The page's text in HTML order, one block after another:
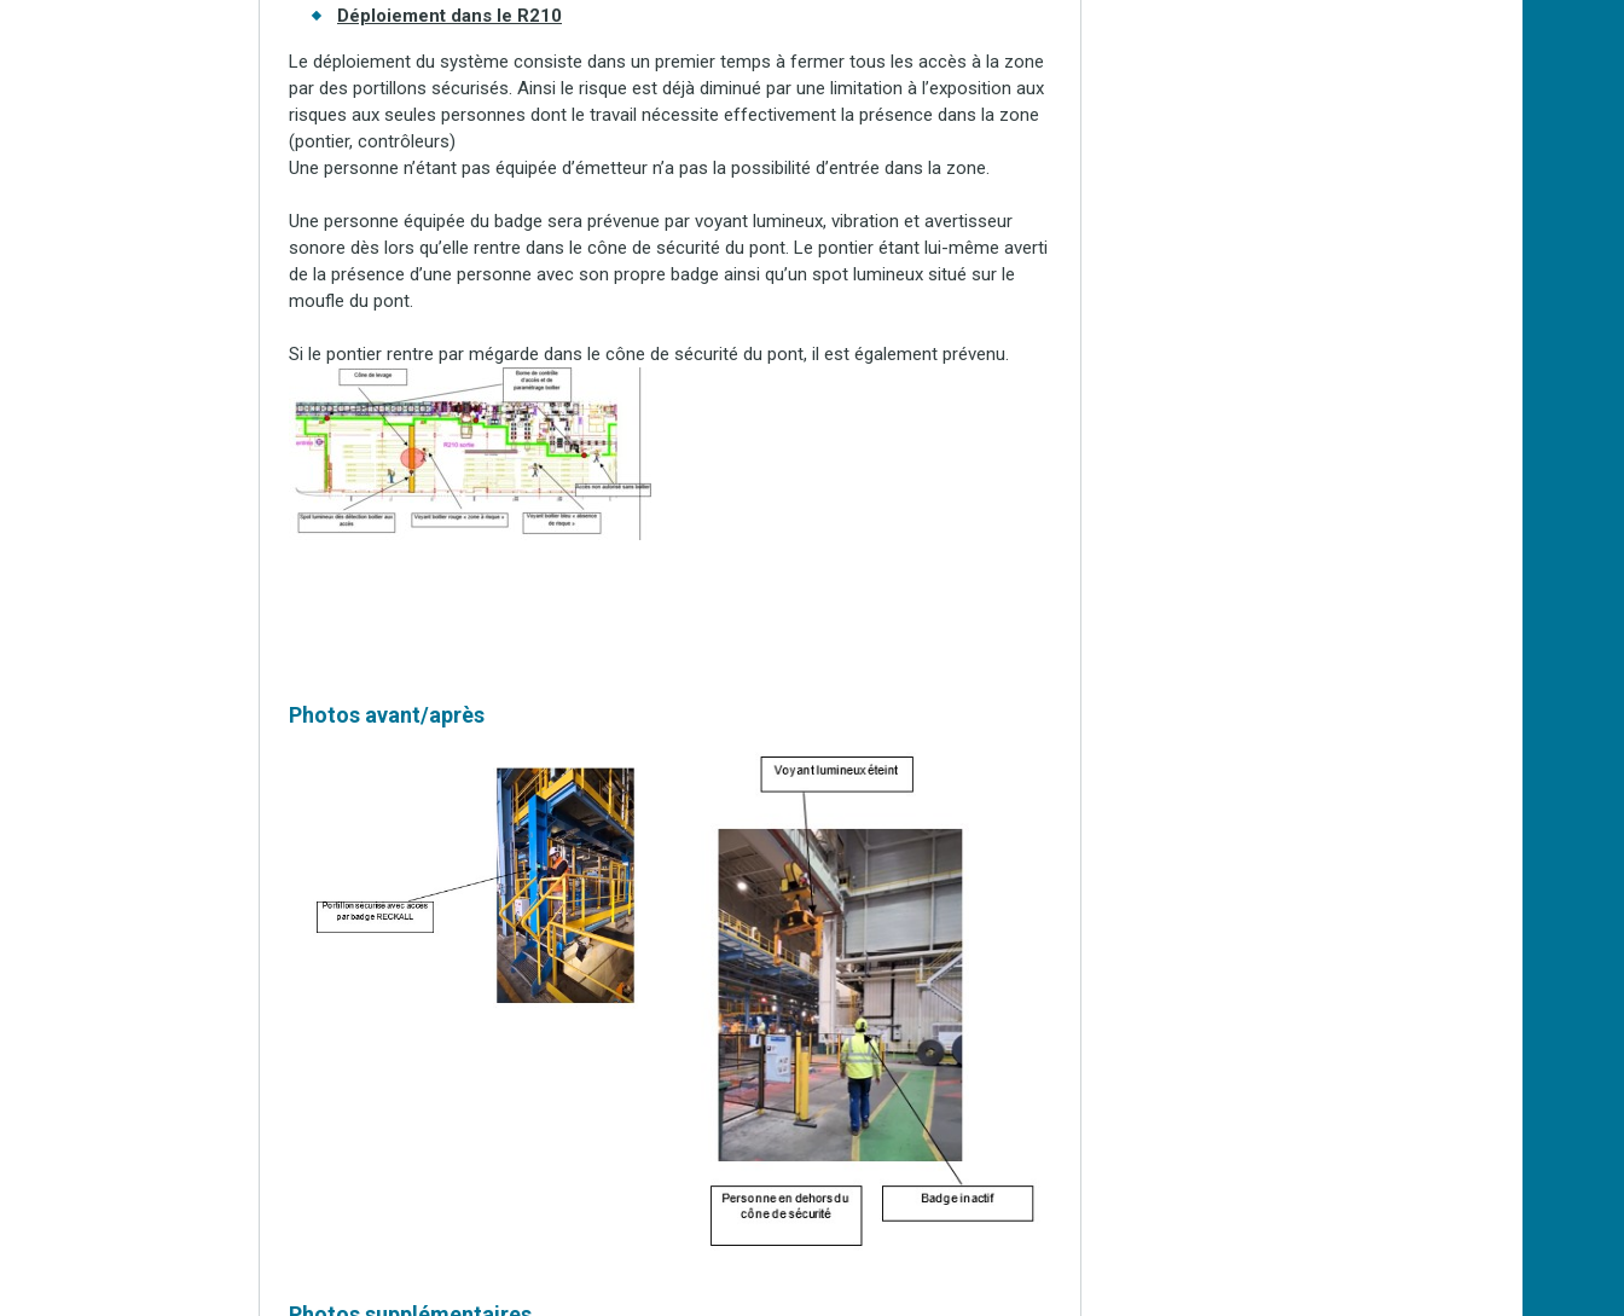
Déploiement dans le R210
Le déploiement du système consiste dans un premier temps à fermer tous les accès à la zone
par des portillons sécurisés. Ainsi le risque est déjà diminué par une limitation à l’exposition aux
risques aux seules personnes dont le travail nécessite effectivement la présence dans la zone
(pontier, contrôleurs)
Une personne n’étant pas équipée d’émetteur n’a pas la possibilité d’entrée dans la zone.
Une personne équipée du badge sera prévenue par voyant lumineux, vibration et avertisseur
sonore dès lors qu’elle rentre dans le cône de sécurité du pont. Le pontier étant lui-même averti
de la présence d’une personne avec son propre badge ainsi qu’un spot lumineux situé sur le
moufle du pont.
Si le pontier rentre par mégarde dans le cône de sécurité du pont, il est également prévenu.
Photos avant/après